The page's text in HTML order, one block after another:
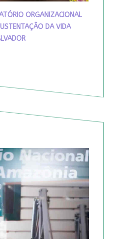
ORGANIZACIONAL
DA VIDA